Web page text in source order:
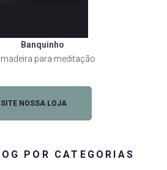
Banquinho
madeira para meditação
NOSSA LOJA
POR CATEGORIAS